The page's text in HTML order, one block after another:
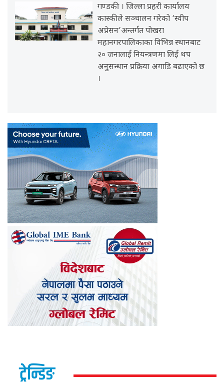
गण्डकी । जिल्ला प्रहरी कार्यालय
कास्कीले सञ्चालन गरेको ‘स्वीप
अप्रेसन’अन्तर्गत पोखरा
महानगरपालिकाका विभिन्न स्थानबाट
२० जनालाई नियन्त्रणमा लिई थप
अनुसन्धान प्रक्रिया अगाडि बढाएको छ
।
ट्रेन्डिङ